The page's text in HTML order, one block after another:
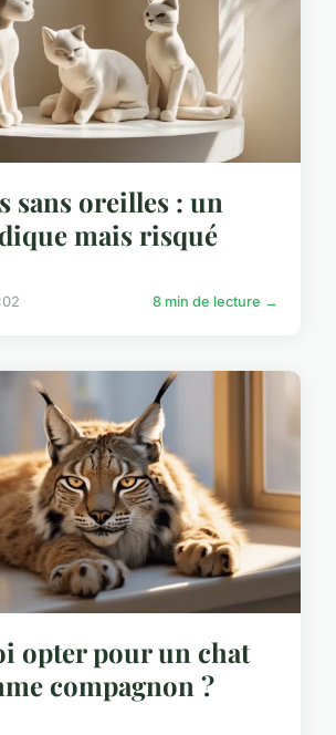
sans oreilles : un
mais risqué
8 min de lecture →
opter pour un chat
compagnon ?